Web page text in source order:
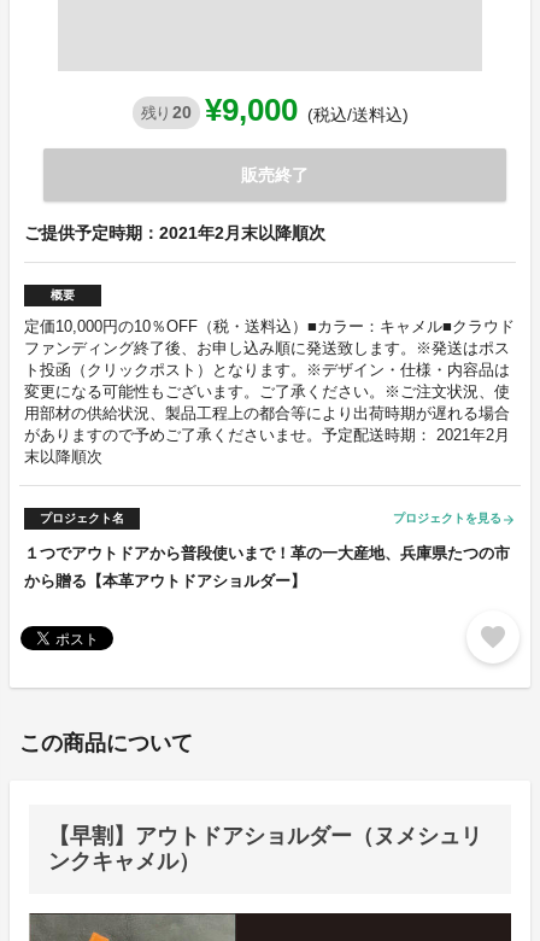
残り 20 ¥9,000 (税込/送料込)
販売終了
ご提供予定時期：2021年2月末以降順次
概要
定価10,000円の10％OFF（税・送料込）■カラー：キャメル■クラウド
ファンディング終了後、お申し込み順に発送致します。※発送はポス
ト投函（クリックポスト）となります。※デザイン・仕様・内容品は
変更になる可能性もございます。ご了承ください。※ご注文状況、使
用部材の供給状況、製品工程上の都合等により出荷時期が遅れる場合
がありますので予めご了承くださいませ。予定配送時期： 2021年2月
末以降順次
プロジェクト名 プロジェクトを見る arrow_forward
１つでアウトドアから普段使いまで！革の一大産地、兵庫県たつの市
から贈る【本革アウトドアショルダー】
favorite
この商品について
【早割】アウトドアショルダー（ヌメシュリ
ンクキャメル）